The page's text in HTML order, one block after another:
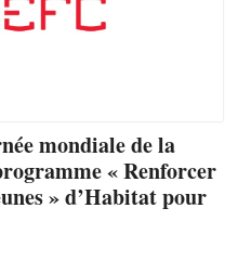
mondiale de la
« Renforcer
» d’Habitat pour